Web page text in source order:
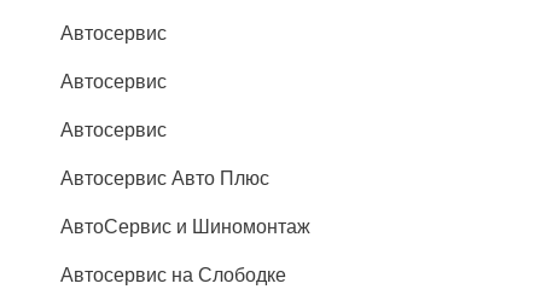
Автосервис
Автосервис
Автосервис
Автосервис Авто Плюс
АвтоСервис и Шиномонтаж
Автосервис на Слободке